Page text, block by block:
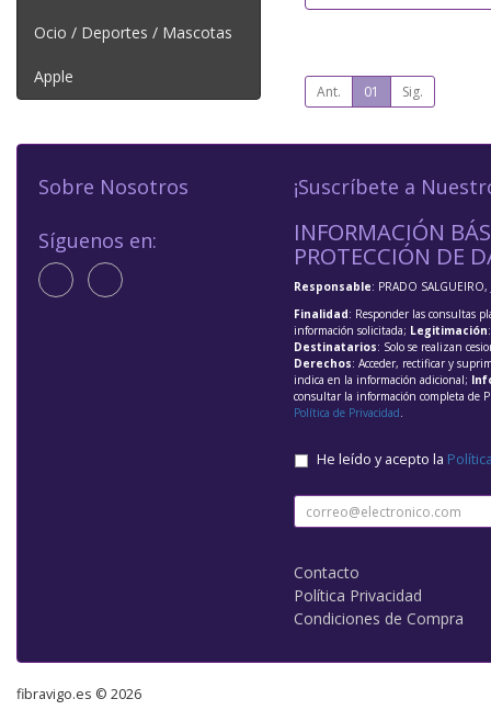
Ocio / Deportes / Mascotas
Apple
Ant. 01 Sig.
Sobre Nosotros
Síguenos en:
¡Suscríbete a
INFORMACIÓN
PROTECCIÓN DE
Responsable: PRADO SALGUEIRO,
Finalidad: Responder las consultas
información solicitada; Legitimación
Destinatarios: Solo se realizan
Derechos: Acceder, rectificar y
indica en la información adicional;
consultar la información completa de
Política de Privacidad.
He leído y acepto la
Contacto
Política Privacidad
Condiciones de Compra
fibravigo.es © 2026